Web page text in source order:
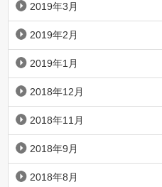
2019年3月
2019年2月
2019年1月
2018年12月
2018年11月
2018年9月
2018年8月